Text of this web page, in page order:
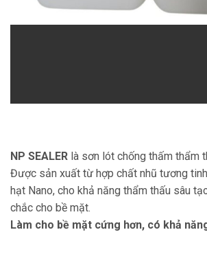
NP SEALER là sơn lót chống thấm thẩm
Được sản xuất từ hợp chất nhũ tương
hạt Nano, cho khả năng thẩm thấu sâu
chắc cho bề mặt.
Làm cho bề mặt cứng hơn, có khả